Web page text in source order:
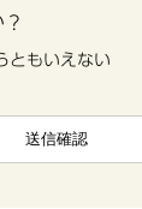
ともいえない